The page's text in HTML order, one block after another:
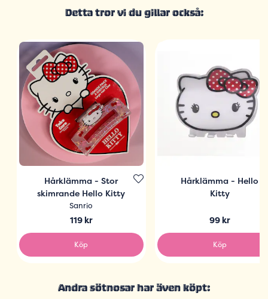
Detta tror vi du gillar också:
Hårklämma - Stor
skimrande Hello Kitty
Sanrio
119 kr
Köp
Hårklämma - Hello
Kitty
99 kr
Köp
Andra sötnosar har även köpt: